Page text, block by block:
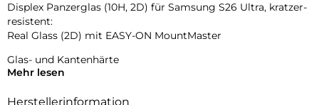
Displex Panzerglas (10H, 2D) für Samsung S26 Ultra, kratzer-
resistent:
Real Glass (2D) mit EASY-ON MountMaster
Glas- und Kantenhärte
Das Displex Panzerglas hat einen Härtegrad von 10H und ist
vergleichbare Markenprodukte, sondern übertrifft sogar
Mehr lesen
Herstellerinformation